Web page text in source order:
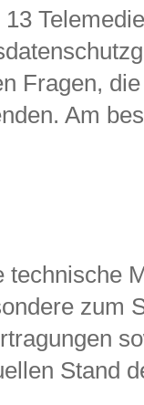
Fragen,
Am
technische
zum
Stand